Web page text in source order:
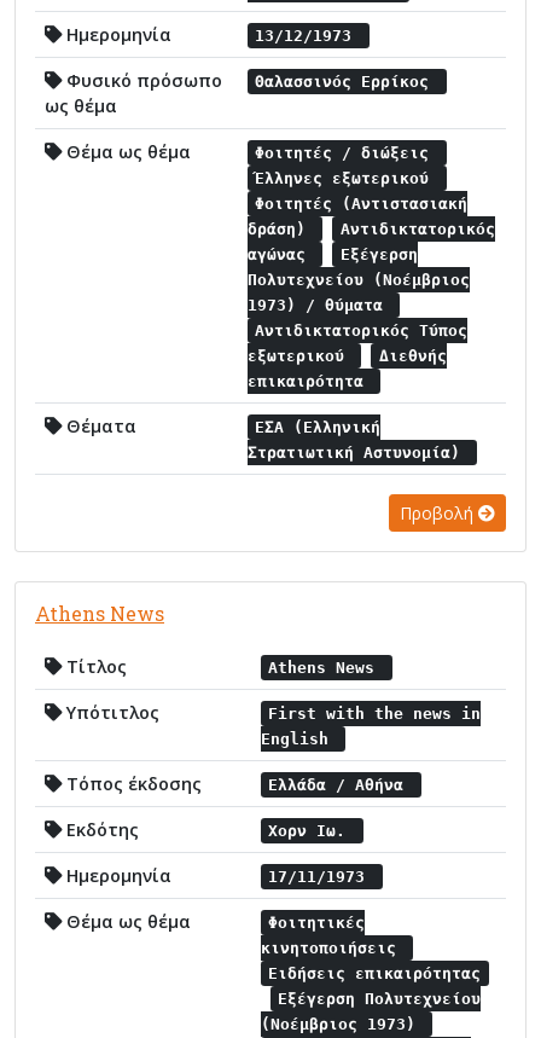
Ημερομηνία 13/12/1973
Φυσικό πρόσωπο
ως θέμα
Θαλασσινός Ερρίκος
Θέμα ως θέμα
Φοιτητές / διώξεις
Έλληνες εξωτερικού
Φοιτητές (Αντιστασιακή
δράση)
Αντιδικτατορικός
αγώνας
Εξέγερση
Πολυτεχνείου (Νοέμβριος
1973) / θύματα
Αντιδικτατορικός Τύπος
εξωτερικού
Διεθνής
επικαιρότητα
Θέματα
ΕΣΑ (Ελληνική
Στρατιωτική Αστυνομία)
Προβολή
Athens News
Τίτλος Athens News
Υπότιτλος
First with the news in
English
Τόπος έκδοσης Ελλάδα / Αθήνα
Εκδότης Χορν Ιω.
Ημερομηνία 17/11/1973
Θέμα ως θέμα
Φοιτητικές
κινητοποιήσεις
Ειδήσεις επικαιρότητας
Εξέγερση Πολυτεχνείου
(Νοέμβριος 1973)